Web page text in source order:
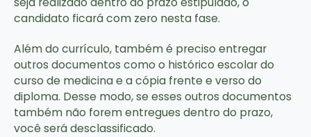
candidato ficará com zero nesta fase.
Além do currículo, também é preciso entregar
outros documentos como o histórico escolar do
curso de medicina e a cópia frente e verso do
diploma. Desse modo, se esses outros documentos
também não forem entregues dentro do prazo,
você será desclassificado.